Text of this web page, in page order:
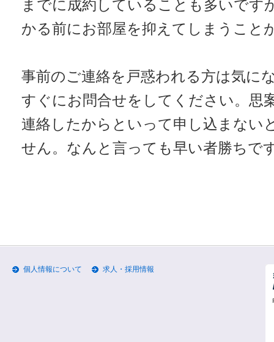
までに成約していることも多いです
かる前にお部屋を抑えてしまうこと
事前のご連絡を戸惑われる方は気に
すぐにお問合せをしてください。思
連絡したからといって申し込まない
せん。なんと言っても早い者勝ちで
個人情報について 求人・採用情報